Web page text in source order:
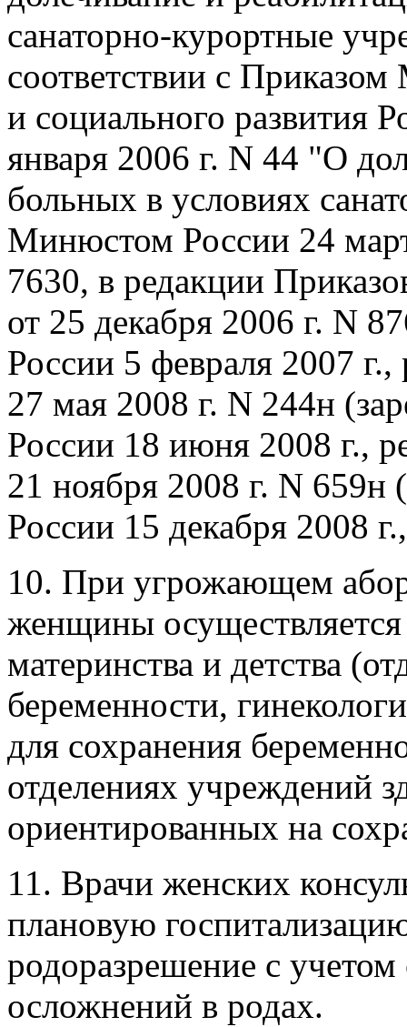
санаторно-курортные
соответствии с
и социального развития
января 2006 г. N 44 "О
больных в условиях
Минюстом России 24
7630, в редакции
от 25 декабря 2006 г. N
России 5 февраля 2007
27 мая 2008 г. N 244н
России 18 июня 2008 г.,
21 ноября 2008 г. N
России 15 декабря 2008
10. При угрожающем
женщины
материнства и детства
беременности,
для сохранения
отделениях учреждений
ориентированных на
11. Врачи женских
плановую
родоразрешение с
осложнений в родах.